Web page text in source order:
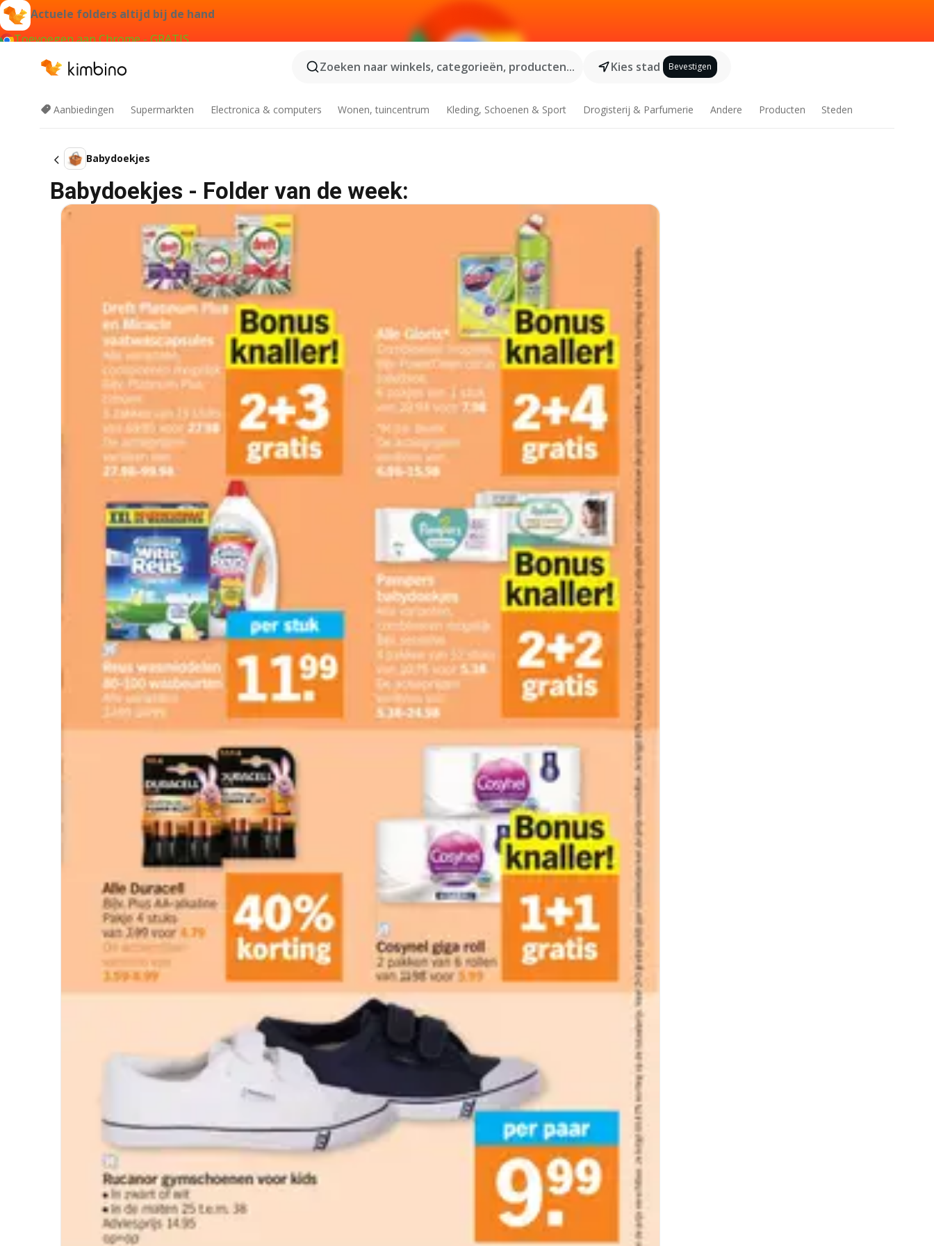
Actuele folders altijd bij de hand
Toevoegen aan Chrome - GRATIS
Zoeken naar winkels, categorieën, producten...
Kies stad Bevestigen
Aanbiedingen Supermarkten Electronica & computers Wonen, tuincentrum Kleding, Schoenen & Sport Drogisterij & Parfumerie Andere Producten Steden
Babydoekjes
Babydoekjes - Folder van de week: